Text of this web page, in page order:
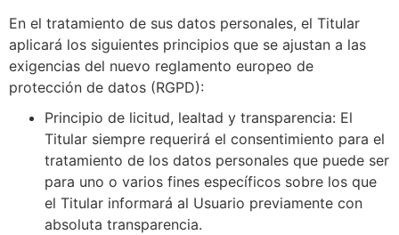
En el tratamiento de sus datos personales, el Titular
aplicará los siguientes principios que se ajustan a las
exigencias del nuevo reglamento europeo de
protección de datos (RGPD):
Principio de licitud, lealtad y transparencia: El
Titular siempre requerirá el consentimiento para el
tratamiento de los datos personales que puede ser
para uno o varios fines específicos sobre los que
el Titular informará al Usuario previamente con
absoluta transparencia.